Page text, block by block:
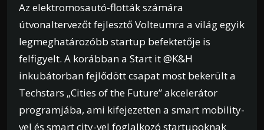
Az elektromosautó-flották számára
útvonaltervezőt fejlesztő Volteumra a világ egyik
legmeghatározóbb startup befektetője is
felfigyelt. A korábban a Start it @K&H
inkubátorban fejlődött csapat most bekerült a
Techstars „Cities of the Future” akcelerátor
programjába, ami kifejezetten a smart mobility-
vel és smart city-vel foglalkozó startupoknak